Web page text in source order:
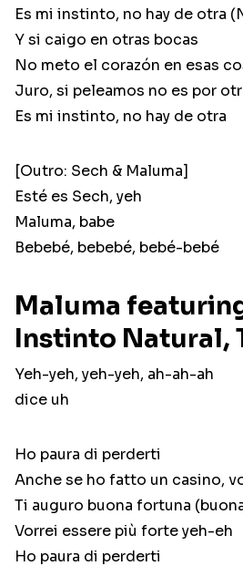
Es mi instinto, no hay de otra
Y si caigo en otras bocas
No meto el corazón en esas
Juro, si peleamos no es por
Es mi instinto, no hay de otra
[Outro: Sech & Maluma]
Esté es Sech, yeh
Maluma, babe
Bebebé, bebebé, bebé-bebé
Maluma
Instinto Natural,
Yeh-yeh, yeh-yeh, ah-ah-ah
dice uh
Ho paura di perderti
Anche se ho fatto un casino,
Ti auguro buona fortuna
Vorrei essere più forte yeh-eh
Ho paura di perderti